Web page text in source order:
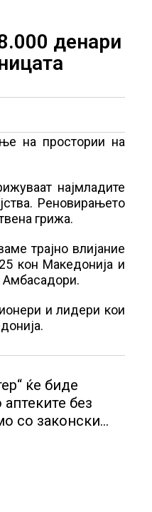
денари
на простории на
најмладите
Реновирањето
грижа.
трајно влијание
кон Македонија и
Амбасадори.
и лидери кои
ќе биде
без
со законски